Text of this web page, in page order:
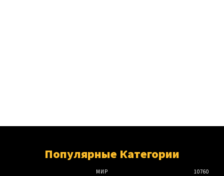
Популярные Категории
МИР 10760